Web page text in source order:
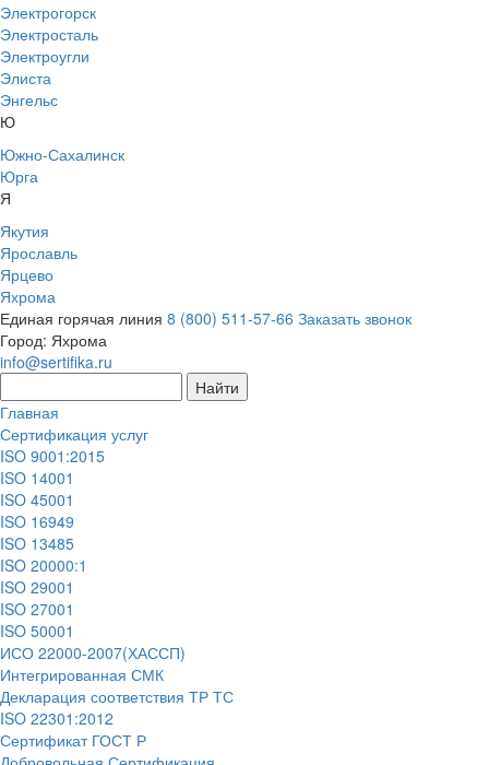
Электрогорск
Электросталь
Электроугли
Элиста
Энгельс
Ю
Южно-Сахалинск
Юрга
Я
Якутия
Ярославль
Ярцево
Яхрома
Единая горячая линия 8 (800) 511-57-66 Заказать звонок
Город: Яхрома
info@sertifika.ru
Главная
Сертификация услуг
ISO 9001:2015
ISO 14001
ISO 45001
ISO 16949
ISO 13485
ISO 20000:1
ISO 29001
ISO 27001
ISO 50001
ИСО 22000-2007(ХАССП)
Интегрированная СМК
Декларация соответствия ТР ТС
ISO 22301:2012
Сертификат ГОСТ Р